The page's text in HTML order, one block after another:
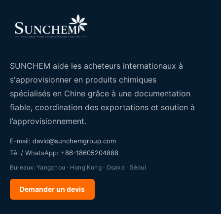
SUNCHEM aide les acheteurs internationaux à
s'approvisionner en produits chimiques
spécialisés en Chine grâce à une documentation
fiable, coordination des exportations et soutien à
l’approvisionnement.
E-mail: david@sunchemgroup.com
Tél / WhatsApp: +86-18605204888
Bureaux: Yangzhou · Hong Kong · Osaka · Séoul
Demander un devis